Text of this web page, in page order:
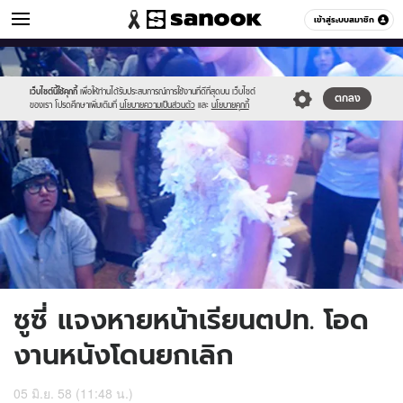
เข้าสู่ระบบสมาชิก
ข่าวบันเทิง หมวดอื่นๆ
เว็บไซต์นี้ใช้คุกกี้ เพื่อให้ท่านได้รับประสบการณ์การใช้งานที่ดีที่สุดบน เว็บไซต์
ของเรา โปรดศึกษาเพิ่มเติมที่ นโยบายความเป็นส่วนตัว และ นโยบายคุกกี้
ตกลง
Sanook
//s.isanook.com/sr/0/images/logo-
new-
sanook.png
600
60
//s.isanook.com/ns/0/ud/361/1807182/622848-
01.jpg
ซูซี่ แจงหายหน้าเรียนตปท. โอด
งานหนังโดนยกเลิก
05 มิ.ย. 58 (11:48 น.)